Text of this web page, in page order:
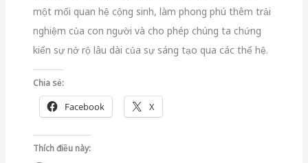
một mối quan hệ cộng sinh, làm phong phú thêm trải
nghiệm của con người và cho phép chúng ta chứng
kiến sự nở rộ lâu dài của sự sáng tạo qua các thế hệ.
Chia sẻ:
Facebook X
Thích điều này: